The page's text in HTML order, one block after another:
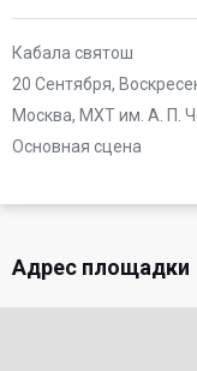
Кабала святош
20 Сентября,
Москва, МХТ им. А. П.
Основная сцена
Адрес площадки